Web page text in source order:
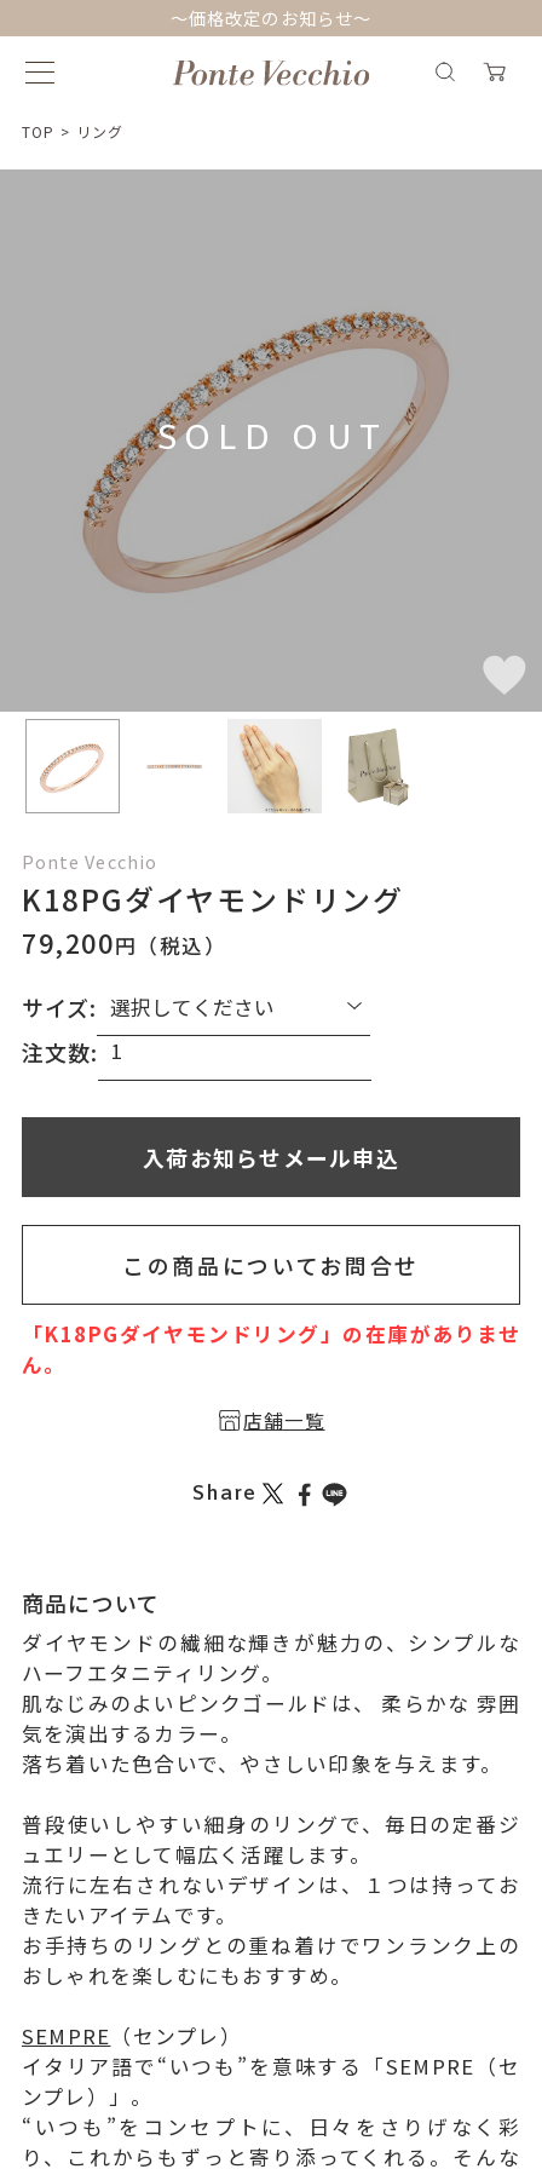
～価格改定のお知らせ～
TOP > リング
SOLD OUT
Ponte Vecchio
K18PGダイヤモンドリング
79,200円（税込）
サイズ:
注文数:
希望する
希望しない
お届け目安：3営業日以内に発送
入荷お知らせメール申込
この商品についてお問合せ
「K18PGダイヤモンドリング」の在庫がありませ
ん。
店舗一覧
Share
商品について
ダイヤモンドの繊細な輝きが魅力の、シンプルな
ハーフエタニティリング。
肌なじみのよいピンクゴールドは、 柔らかな 雰囲
気を演出するカラー。
落ち着いた色合いで、やさしい印象を与えます。
普段使いしやすい細身のリングで、毎日の定番ジ
ュエリーとして幅広く活躍します。
流行に左右されないデザインは、１つは持ってお
きたいアイテムです。
お手持ちのリングとの重ね着けでワンランク上の
おしゃれを楽しむにもおすすめ。
SEMPRE （センプレ）
イタリア語で“いつも”を意味する「SEMPRE（セ
ンプレ）」。
“いつも”をコンセプトに、日々をさりげなく彩
り、これからもずっと寄り添ってくれる。そんな